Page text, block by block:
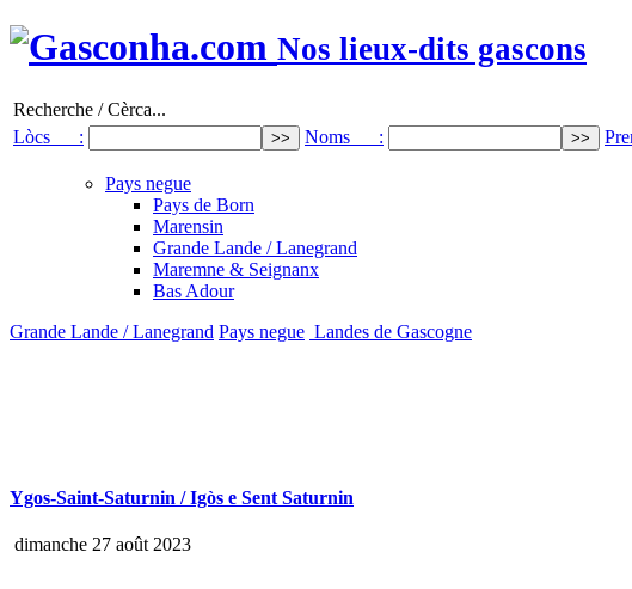
Nos lieux-dits gascons
Recherche / Cèrca...
Lòcs :
Noms :
Pays negue
Pays de Born
Marensin
Grande Lande / Lanegrand
Maremne & Seignanx
Bas Adour
Grande Lande / Lanegrand Pays negue Landes de Gascogne
Ygos-Saint-Saturnin / Igòs e Sent Saturnin
dimanche 27 août 2023